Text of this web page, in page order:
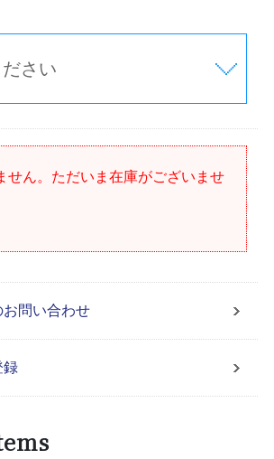
せん。ただいま在庫がございませ
問い合わせ
録